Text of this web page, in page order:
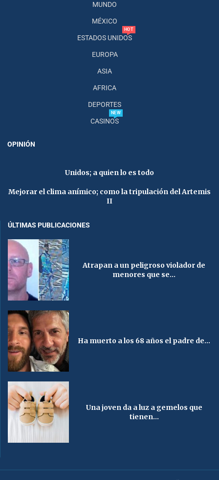
MUNDO
MÉXICO
ESTADOS UNIDOS
HOT
EUROPA
ASIA
AFRICA
DEPORTES
CASINOS
NEW
OPINIÓN
Unidos; a quien lo es todo
Mejorar el clima anímico; como la tripulación del Artemis
II
ÚLTIMAS PUBLICACIONES
Atrapan a un peligroso violador de
menores que se...
Ha muerto a los 68 años el padre de...
Una joven da a luz a gemelos que
tienen...